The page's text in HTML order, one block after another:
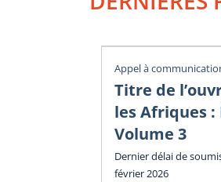
Appel à
Titre de
les Afriques :
Volume 3
Dernier délai de
février 2026